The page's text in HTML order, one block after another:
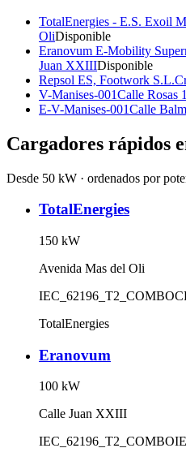
TotalEnergies - E.S. Exoil
OliDisponible
Eranovum E-Mobility
Juan XXIIIDisponible
Repsol ES, Footwork S.L.
V-Manises-001Calle Rosas 1
E-V-Manises-001Calle
Cargadores rápidos
Desde 50 kW · ordenados por
TotalEnergies
150 kW
Avenida Mas del Oli
IEC_62196_T2_COMBO
TotalEnergies
Eranovum
100 kW
Calle Juan XXIII
IEC_62196_T2_COMBO